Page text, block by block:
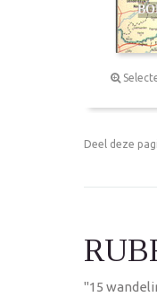
Deel deze
"15